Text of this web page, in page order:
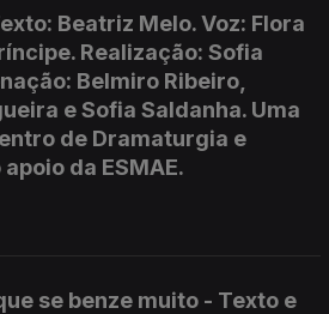
Beatriz Melo. Voz: Flora
Realização: Sofia
Belmiro Ribeiro,
e Sofia Saldanha. Uma
de Dramaturgia e
da ESMAE.
se benze muito - Texto e